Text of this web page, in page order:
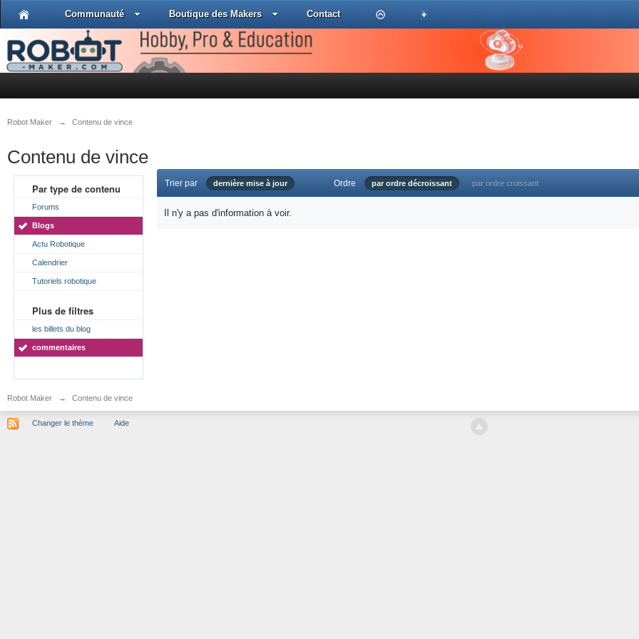
Communauté Boutique des Makers Contact
Robot Maker → Contenu de vince
Contenu de vince
Par type de contenu
Forums
Blogs
Actu Robotique
Calendrier
Tutoriels robotique
Plus de filtres
les billets du blog
commentaires
Trier par dernière mise à jour Ordre par ordre décroissant par ordre croissant
Il n'y a pas d'information à voir.
Robot Maker → Contenu de vince
Changer le thème Aide